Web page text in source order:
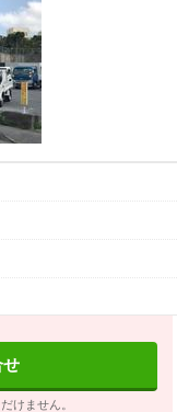
せ
けません。